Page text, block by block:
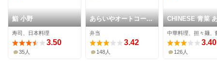
鮨 小野
寿司、日本料理
3.50
35人
あらいやオートコーナ
ー
弁当
3.42
148人
CHINESE 青菜
プレミアムアウ
ト店
中華料理、担々麺、
3.40
126人